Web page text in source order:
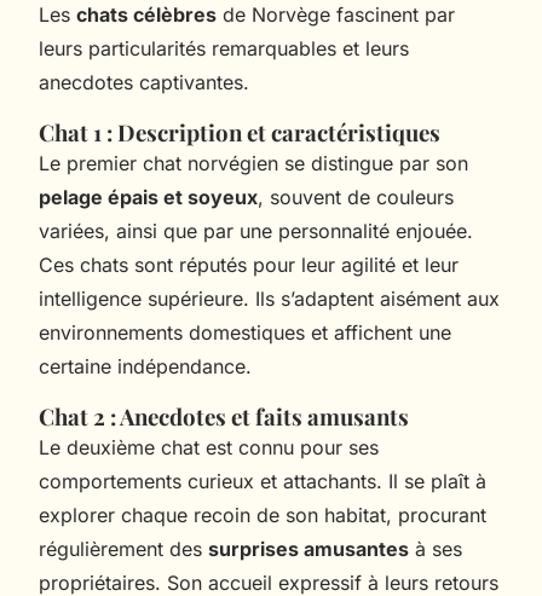
Les chats célèbres de Norvège fascinent par
leurs particularités remarquables et leurs
anecdotes captivantes.
Chat 1 : Description et caractéristiques
Le premier chat norvégien se distingue par son
pelage épais et soyeux, souvent de couleurs
variées, ainsi que par une personnalité enjouée.
Ces chats sont réputés pour leur agilité et leur
intelligence supérieure. Ils s’adaptent aisément aux
environnements domestiques et affichent une
certaine indépendance.
Chat 2 : Anecdotes et faits amusants
Le deuxième chat est connu pour ses
comportements curieux et attachants. Il se plaît à
explorer chaque recoin de son habitat, procurant
régulièrement des surprises amusantes à ses
propriétaires. Son accueil expressif à leurs retours